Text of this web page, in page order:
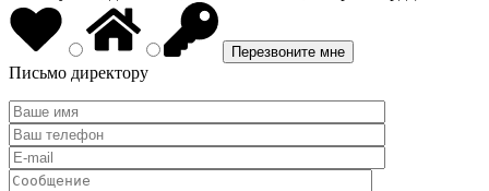
Письмо директору